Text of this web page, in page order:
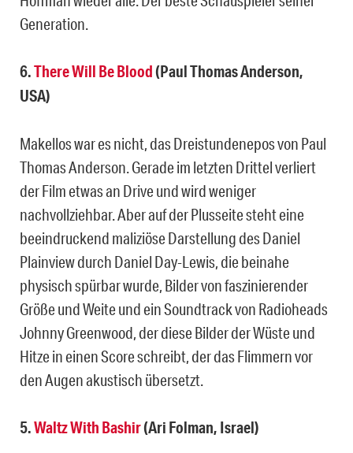
Generation.
6.There Will Be Blood(Paul Thomas Anderson,
USA)
Makellos war es nicht, das Dreistundenepos von Paul
Thomas Anderson. Gerade im letzten Drittel verliert
der Film etwas an Drive und wird weniger
nachvollziehbar. Aber auf der Plusseite steht eine
beeindruckend maliziöse Darstellung des Daniel
Plainview durch Daniel Day-Lewis, die beinahe
physisch spürbar wurde, Bilder von faszinierender
Größe und Weite und ein Soundtrack von Radioheads
Johnny Greenwood, der diese Bilder der Wüste und
Hitze in einen Score schreibt, der das Flimmern vor
den Augen akustisch übersetzt.
5.Waltz With Bashir(Ari Folman, Israel)